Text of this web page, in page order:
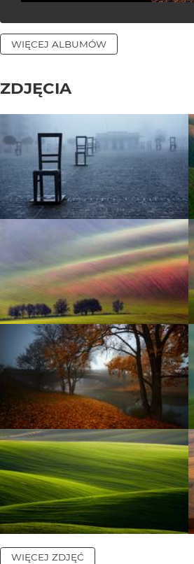
WIĘCEJ ALBUMÓW
ZDJĘCIA
WIĘCEJ ZDJĘĆ